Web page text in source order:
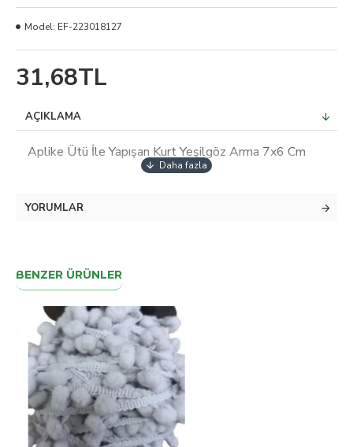
31,68TL
Model: EF-223018127
AÇIKLAMA
Aplike Ütü İle Yapışan Kurt Yeşilgöz Arma 7x6 Cm
YORUMLAR
BENZER ÜRÜNLER